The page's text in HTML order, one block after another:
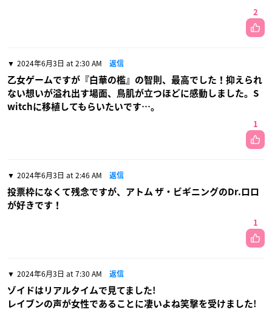
2
2024年6月3日 at 2:30 AM 返信
乙女ゲームですが『白華の檻』の智則、最高でした！抑えられ
ない想いが溢れ出す場面、鳥肌が立つほどに感動しました。S
witchに移植してもらいたいです…。
1
2024年6月3日 at 2:46 AM 返信
投票枠になくて残念ですが、アトム ザ・ビギニングのDr.ロロ
が好きです！
1
2024年6月3日 at 7:30 AM 返信
ゾイドはリアルタイムで見てました!
レイブンの声が女性であることに凄いよね笑撃を受けました!